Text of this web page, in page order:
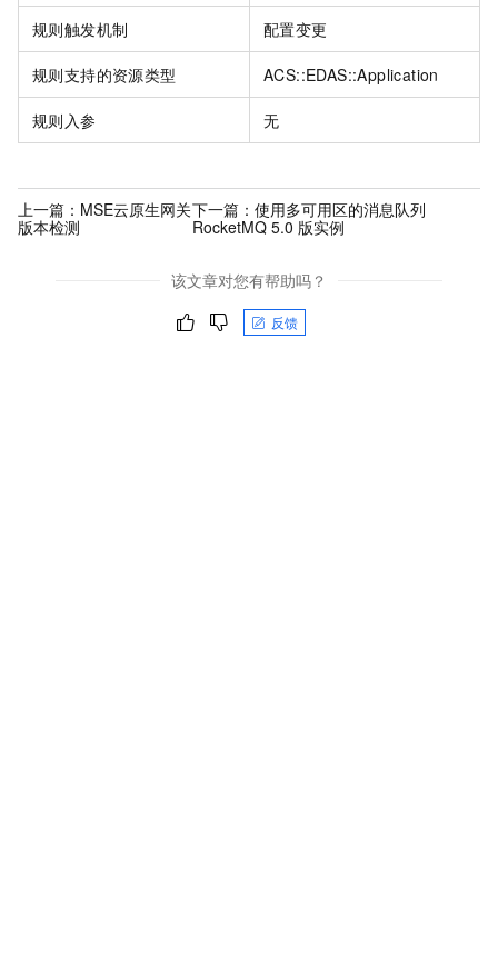
规则触发机制 配置变更
规则支持的资源类型 ACS::EDAS::Application
规则入参 无
上一篇： MSE云原生网关
版本检测
下一篇： 使用多可用区的消息队列
RocketMQ 5.0 版实例
该文章对您有帮助吗？
反馈